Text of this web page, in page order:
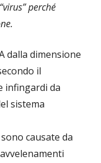
perché
dalla dimensione
il
infingardi da
sistema
causate da